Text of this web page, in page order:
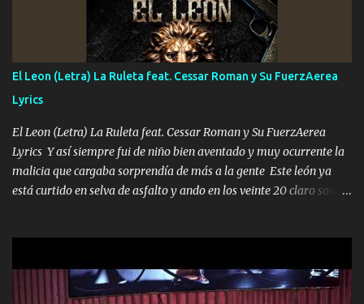
Música Si es que salta algún problema de confianza tengo gente
ahí está el Hombre Cuarenta y también Pariente 7 arreglan
cualquier problema no más es cuestión que ordené NOS HACE
FALTA UN HERMANO DE CLAVE ERA EL 24 SIEMPRE FUE UN
HOMBRE VALIENTE POR ALGO M'URIÓ PELEAND0 SIEMPRE
VIO POR LA FAMILIA PARA QUE SIGA EL LEGADO Es el DOS de
los HERMANOS un cerebro inteligente y com...
El Leon (Letra) La Ruleta feat. Cessar Roman y Su FuerzAerea
Lyrics
El Leon (Letra) La Ruleta feat. Cessar Roman y Su FuerzAerea
Lyrics Y así siempre fui de niño bien aventado y muy ocurrente la
malicia que cargaba sorprendía de más a la gente Este león ya
está curtido en selva de asfalto y ando en los veinte 20 claro son
pa más pues hay charola les voy a dar hasta topar pues no hay de
otra Música Surcando bien mi camino voy por mi línea no veo a